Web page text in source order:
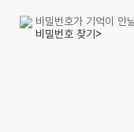
비밀번호가 기억이 안
비밀번호 찾기>